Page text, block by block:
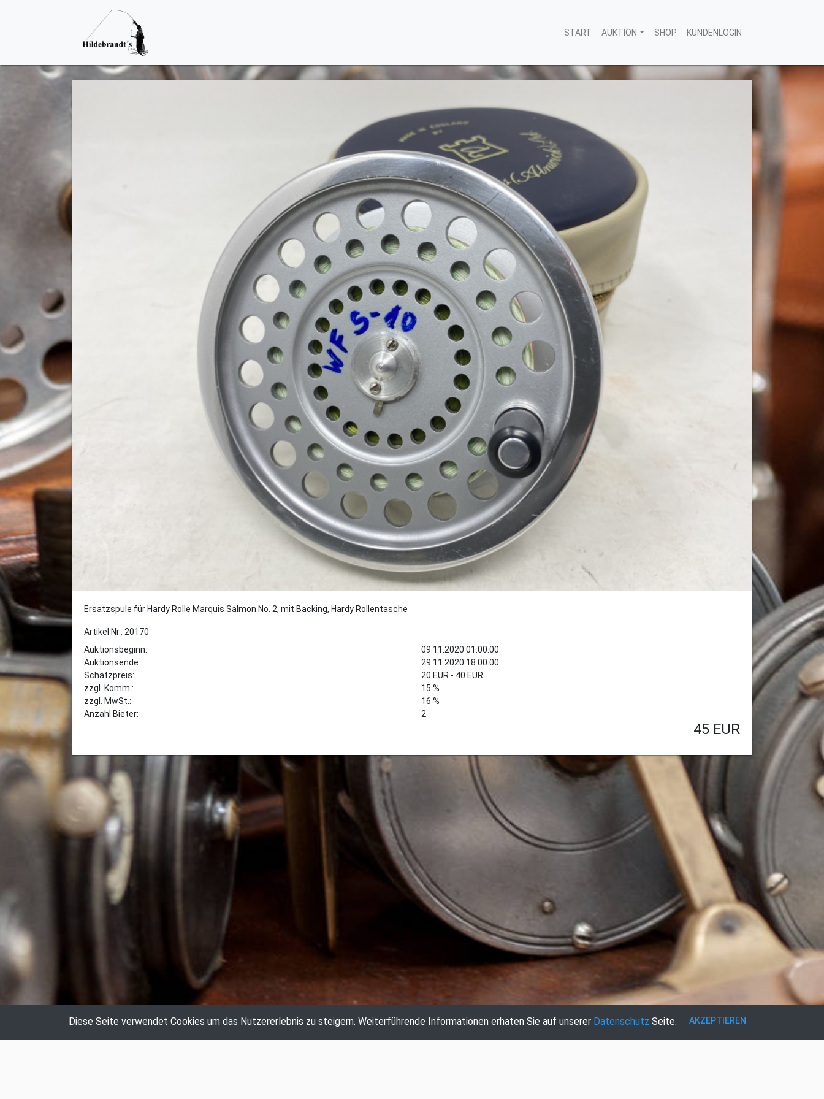
START AUKTION SHOP KUNDENLOGIN
Ersatzspule für Hardy Rolle Marquis Salmon No. 2, mit Backing, Hardy Rollentasche
Artikel Nr.: 20170
Auktionsbeginn:
09.11.2020 01:00:00
Auktionsende:
29.11.2020 18:00:00
Schätzpreis:
20 EUR - 40 EUR
zzgl. Komm.:
15 %
zzgl. MwSt.:
16 %
Anzahl Bieter:
2
45 EUR
Diese Seite verwendet Cookies um das Nutzererlebnis zu steigern. Weiterführende Informationen erhaten Sie auf unserer Datenschutz Seite. AKZEPTIEREN